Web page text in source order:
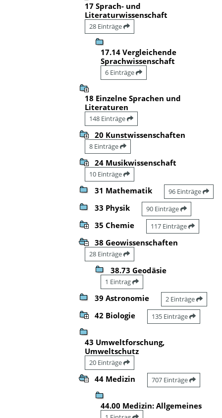
17 Sprach- und
Literaturwissenschaft
28 Einträge
17.14 Vergleichende
Sprachwissenschaft
6 Einträge
18 Einzelne Sprachen und
Literaturen
148 Einträge
20 Kunstwissenschaften
8 Einträge
24 Musikwissenschaft
10 Einträge
31 Mathematik 96 Einträge
33 Physik 90 Einträge
35 Chemie 117 Einträge
38 Geowissenschaften
28 Einträge
38.73 Geodäsie
1 Eintrag
39 Astronomie 2 Einträge
42 Biologie 135 Einträge
43 Umweltforschung,
Umweltschutz
20 Einträge
44 Medizin 707 Einträge
44.00 Medizin: Allgemeines